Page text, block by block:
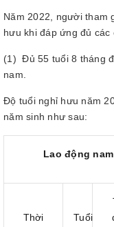
Năm 2022, người tham
hưu khi đáp ứng đủ các
(1) Đủ 55 tuổi 8 tháng
nam.
Độ tuổi nghỉ hưu năm
năm sinh như sau:
Lao động nam
Thời
Tuổi